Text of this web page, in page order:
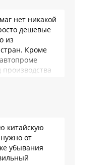
нет никакой
дешевые
из
Кроме
…
китайскую
от
убывания